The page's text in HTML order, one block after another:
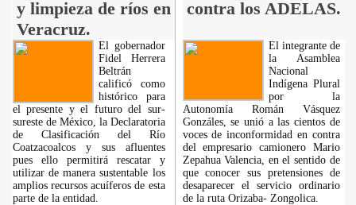
y limpieza de ríos en
Veracruz.
contra los ADELAS.
El gobernador
Fidel Herrera
Beltrán
calificó como
histórico para
el presente y el futuro del sur-
sureste de México, la Declaratoria
de Clasificación del Río
Coatzacoalcos y sus afluentes
pues ello permitirá rescatar y
utilizar de manera sustentable los
amplios recursos acuíferos de esta
parte de la entidad.
El integrante de
la Asamblea
Nacional
Indígena Plural
por la
Autonomía Román Vásquez
Gonzáles, se unió a las cientos de
voces de inconformidad en contra
del empresario camionero Mario
Zepahua Valencia, en el sentido de
que conocer sus pretensiones de
desaparecer el servicio ordinario
de la ruta Orizaba- Zongolica.